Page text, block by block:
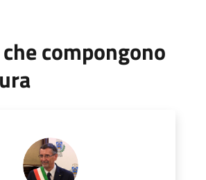
compongono